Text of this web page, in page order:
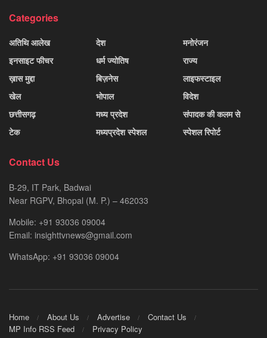
Categories
अतिथि आलेख
इनसाइट फीचर
ख़ास मुद्दा
खेल
छत्तीसगढ़
टेक
देश
धर्म ज्योतिष
बिज़नेस
भोपाल
मध्य प्रदेश
मध्यप्रदेश स्पेशल
मनोरंजन
राज्य
लाइफस्टाइल
विदेश
संपादक की कलम से
स्पेशल रिपोर्ट
Contact Us
B-29, IT Park, Badwai
Near RGPV, Bhopal (M. P.) – 462033
Mobile: +91 93036 09004
Email: insighttvnews@gmail.com
WhatsApp: +91 93036 09004
Home About Us Advertise
Contact Us
MP Info RSS Feed
Privacy Policy